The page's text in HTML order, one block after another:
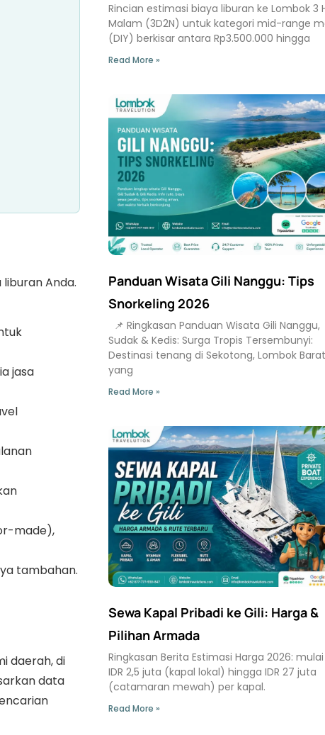
Anda.
jasa
made),
tambahan.
daerah, di
data
Rincian estimasi biaya liburan ke Lombok 3
Malam (3D2N) untuk kategori mid-range
(DIY) berkisar antara Rp3.500.000 hingga
Read More »
Panduan Wisata Gili Nanggu: Tips
Snorkeling 2026
📌 Ringkasan Panduan Wisata Gili Nanggu,
Sudak & Kedis: Surga Tropis Tersembunyi:
Destinasi tenang di Sekotong, Lombok Barat
yang
Read More »
Sewa Kapal Pribadi ke Gili: Harga &
Pilihan Armada
Ringkasan Berita Estimasi Harga 2026:
IDR 2,5 juta (kapal lokal) hingga IDR 27 juta
(catamaran mewah) per kapal.
Read More »